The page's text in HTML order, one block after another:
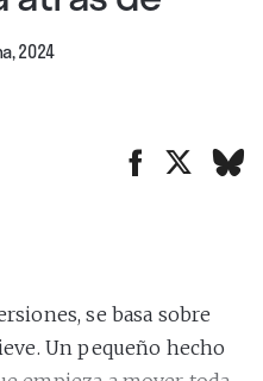
2024
se basa sobre
Un pequeño hecho